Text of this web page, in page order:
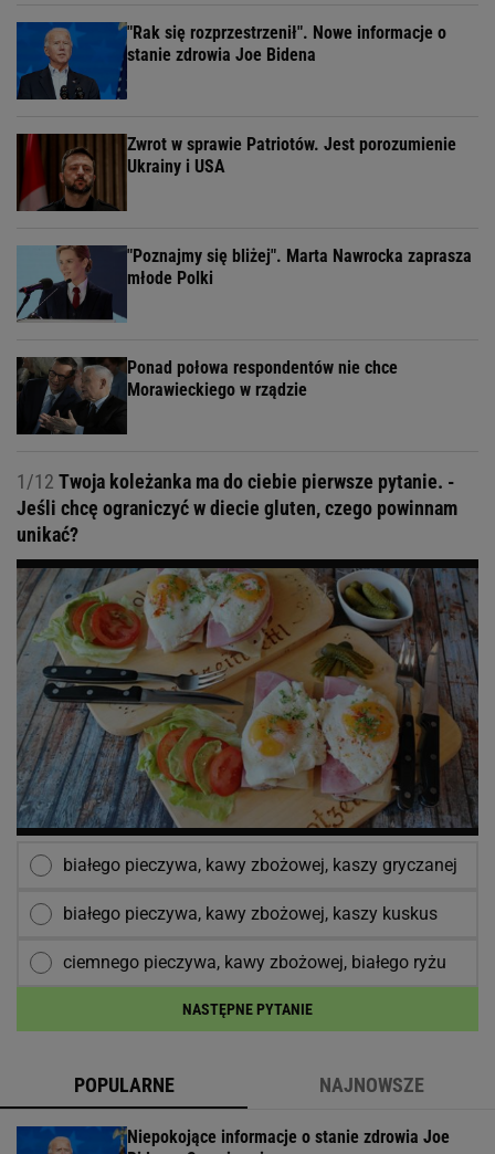
"Rak się rozprzestrzenił". Nowe informacje o
stanie zdrowia Joe Bidena
Zwrot w sprawie Patriotów. Jest porozumienie
Ukrainy i USA
"Poznajmy się bliżej". Marta Nawrocka zaprasza
młode Polki
Ponad połowa respondentów nie chce
Morawieckiego w rządzie
1/12 Twoja koleżanka ma do ciebie pierwsze pytanie. -
Jeśli chcę ograniczyć w diecie gluten, czego powinnam
unikać?
białego pieczywa, kawy zbożowej, kaszy gryczanej
białego pieczywa, kawy zbożowej, kaszy kuskus
ciemnego pieczywa, kawy zbożowej, białego ryżu
NASTĘPNE PYTANIE
POPULARNE NAJNOWSZE
Niepokojące informacje o stanie zdrowia Joe